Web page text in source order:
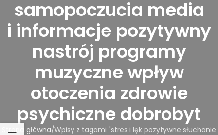
samopoczucia media
i informacje pozytywny
nastrój programy
muzyczne wpływ
otoczenia zdrowie
psychiczne dobrobyt
Strona główna Wpisy z tagami "stres i lęk pozytywne słuchanie